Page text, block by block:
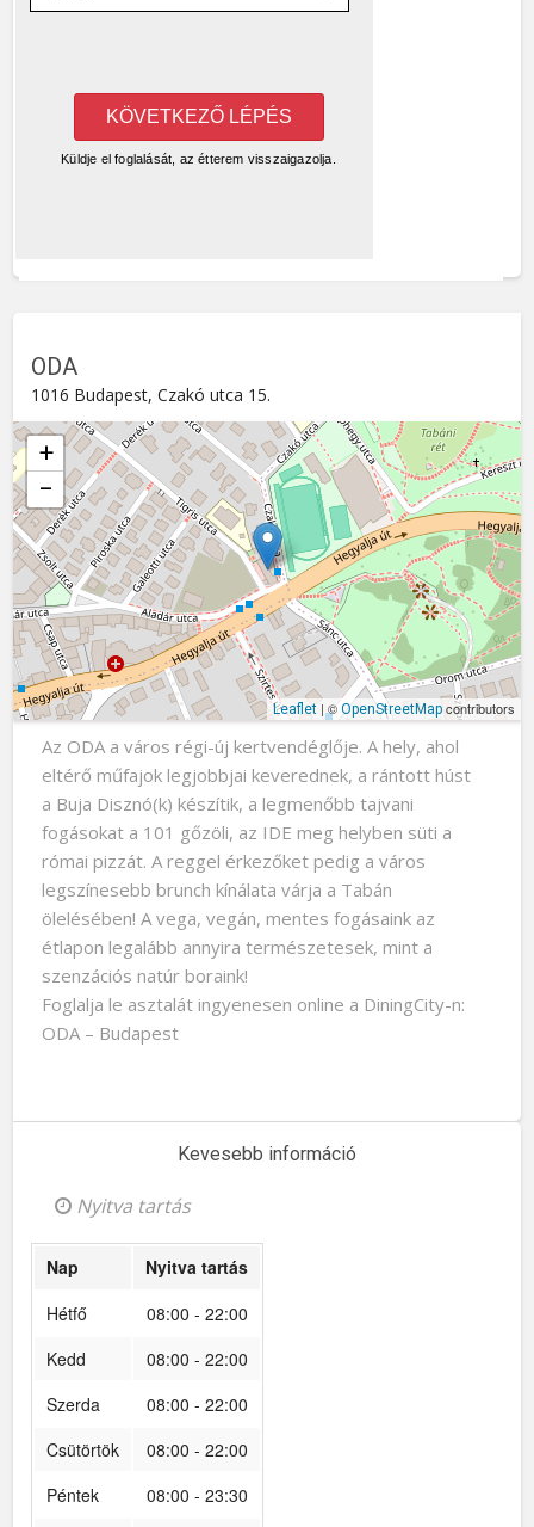
ODA
1016 Budapest, Czakó utca 15.
+
−
Leaflet| ©OpenStreetMapcontributors
ODA
Czakó utca 15. , 1016Budapest
Az ODA a város régi-új kertvendéglője. A hely, ahol
eltérő műfajok legjobbjai keverednek, a rántott húst
a Buja Disznó(k) készítik, a legmenőbb tajvani
fogásokat a 101 gőzöli, az IDE meg helyben süti a
római pizzát. A reggel érkezőket pedig a város
legszínesebb brunch kínálata várja a Tabán
ölelésében! A vega, vegán, mentes fogásaink az
étlapon legalább annyira természetesek, mint a
szenzációs natúr boraink!
Foglalja le asztalát ingyenesen online a DiningCity-n:
ODA – Budapest
Kevesebb információ
Nyitva tartás
Nap
Nyitva tartás
Hétfő
08:00 - 22:00
Kedd
08:00 - 22:00
Szerda
08:00 - 22:00
Csütörtök
08:00 - 22:00
Péntek
08:00 - 23:30